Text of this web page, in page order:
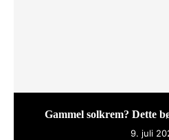
Gammel solkrem? Dette
9. juli